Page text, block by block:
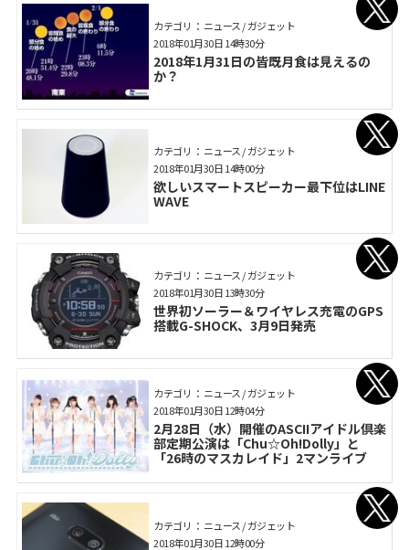
カテゴリ： ニュース / ガジェット
2018年1月31日の皆既月食は見えるの
か？
2018年01月30日 14時30分
カテゴリ： ニュース / ガジェット
欲しいスマートスピーカー最下位はLINE
WAVE
2018年01月30日 14時00分
カテゴリ： ニュース / ガジェット
世界初ソーラー＆ワイヤレス充電のGPS
搭載G-SHOCK、3月9日発売
2018年01月30日 13時30分
カテゴリ： ニュース / ガジェット
2月28日（水）開催のASCIIアイドル倶楽
部定期公演は「Chu☆Oh!Dolly」と
「26時のマスカレイド」2マンライブ
2018年01月30日 12時04分
カテゴリ： ニュース / ガジェット
2018年01月30日 12時00分